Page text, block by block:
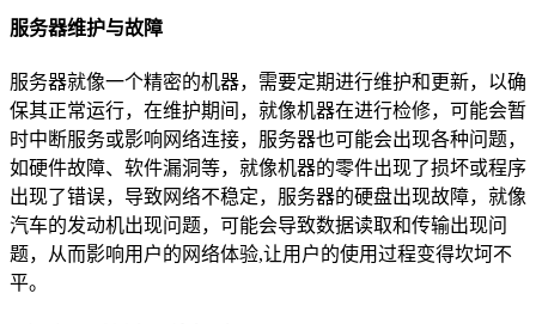
服务器维护与故障
服务器就像一个精密的机器，需要定期进行维护和更新，以确
保其正常运行，在维护期间，就像机器在进行检修，可能会暂
时中断服务或影响网络连接，服务器也可能会出现各种问题，
如硬件故障、软件漏洞等，就像机器的零件出现了损坏或程序
出现了错误，导致网络不稳定，服务器的硬盘出现故障，就像
汽车的发动机出现问题，可能会导致数据读取和传输出现问
题，从而影响用户的网络体验,让用户的使用过程变得坎坷不
平。